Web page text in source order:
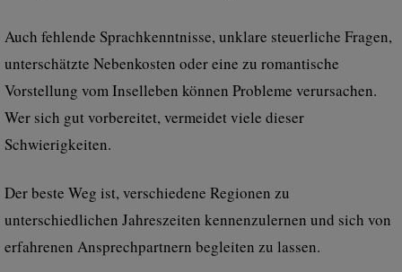
Auch fehlende Sprachkenntnisse, unklare steuerliche Fragen,
unterschätzte Nebenkosten oder eine zu romantische
Vorstellung vom Inselleben können Probleme verursachen.
Wer sich gut vorbereitet, vermeidet viele dieser
Schwierigkeiten.
Der beste Weg ist, verschiedene Regionen zu
unterschiedlichen Jahreszeiten kennenzulernen und sich von
erfahrenen Ansprechpartnern begleiten zu lassen.